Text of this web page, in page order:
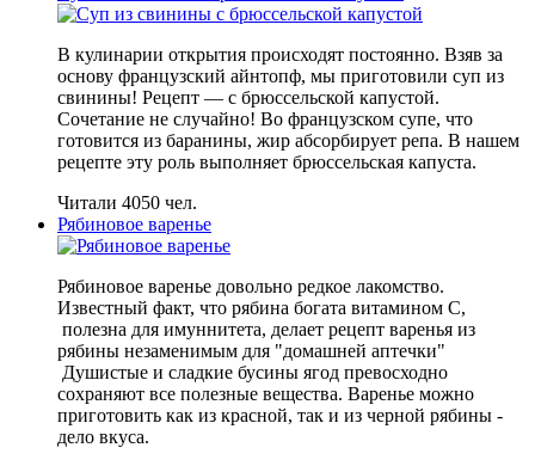
В кулинарии открытия происходят постоянно. Взяв за
основу французский айнтопф, мы приготовили суп из
свинины! Рецепт — с брюссельской капустой.
Сочетание не случайно! Во французском супе, что
готовится из баранины, жир абсорбирует репа. В нашем
рецепте эту роль выполняет брюссельская капуста.
Читали 4050 чел.
Рябиновое варенье
Рябиновое варенье довольно редкое лакомство.
Известный факт, что рябина богата витамином С,
полезна для имуннитета, делает рецепт варенья из
рябины незаменимым для "домашней аптечки"
Душистые и сладкие бусины ягод превосходно
сохраняют все полезные вещества. Варенье можно
приготовить как из красной, так и из черной рябины -
дело вкуса.